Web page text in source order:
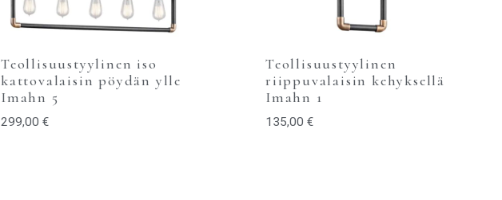
Teollisuustyylinen iso
kattovalaisin pöydän ylle
Imahn 5
299,00 €
Teollisuustyylinen
riippuvalaisin kehyksellä
Imahn 1
135,00 €